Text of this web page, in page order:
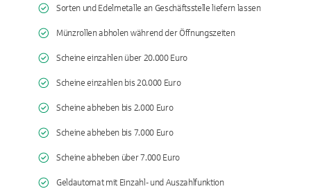
Sorten und Edelmetalle an Geschäftsstelle liefern lassen
Münzrollen abholen während der Öffnungszeiten
Scheine einzahlen über 20.000 Euro
Scheine einzahlen bis 20.000 Euro
Scheine abheben bis 2.000 Euro
Scheine abheben bis 7.000 Euro
Scheine abheben über 7.000 Euro
Geldautomat mit Einzahl- und Auszahlfunktion